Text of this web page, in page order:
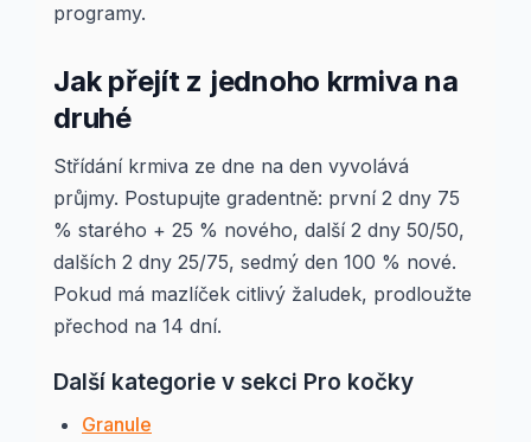
programy.
Jak přejít z jednoho krmiva na
druhé
Střídání krmiva ze dne na den vyvolává
průjmy. Postupujte gradentně: první 2 dny 75
% starého + 25 % nového, další 2 dny 50/50,
dalších 2 dny 25/75, sedmý den 100 % nové.
Pokud má mazlíček citlivý žaludek, prodloužte
přechod na 14 dní.
Další kategorie v sekci Pro kočky
Granule